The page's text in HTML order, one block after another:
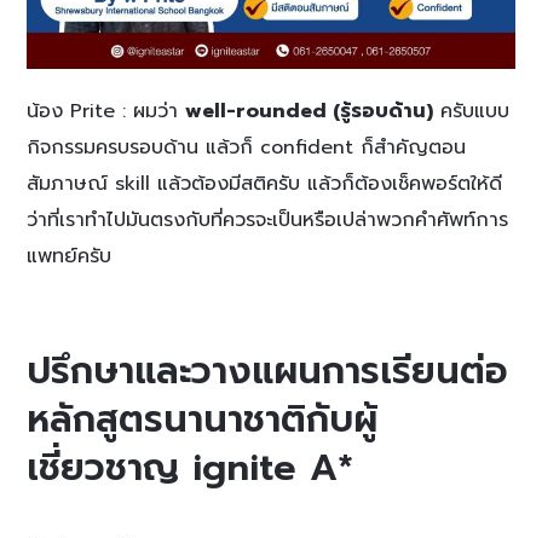
น้อง Prite : ผมว่าwell-rounded (รู้รอบด้าน) ครับแบบ
กิจกรรมครบรอบด้าน แล้วก็ confident ก็สำคัญตอน
สัมภาษณ์ skill แล้วต้องมีสติครับ แล้วก็ต้องเช็คพอร์ตให้ดี
ว่าที่เราทำไปมันตรงกับที่ควรจะเป็นหรือเปล่าพวกคำศัพท์การ
แพทย์ครับ
ปรึกษาและวางแผนการเรียนต่อ
หลักสูตรนานาชาติกับผู้
เชี่ยวชาญ ignite A*